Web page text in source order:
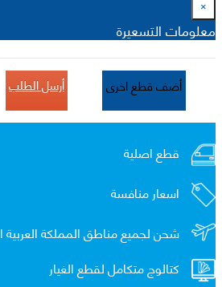
×
معلومات التسعيرة
أضف قطع اخرى أرسل الطلب
قطع اصلية
اسعار منافسة
شحن لجميع مناطق المملكة العربية
كتالوج متكامل لقطع الغيار